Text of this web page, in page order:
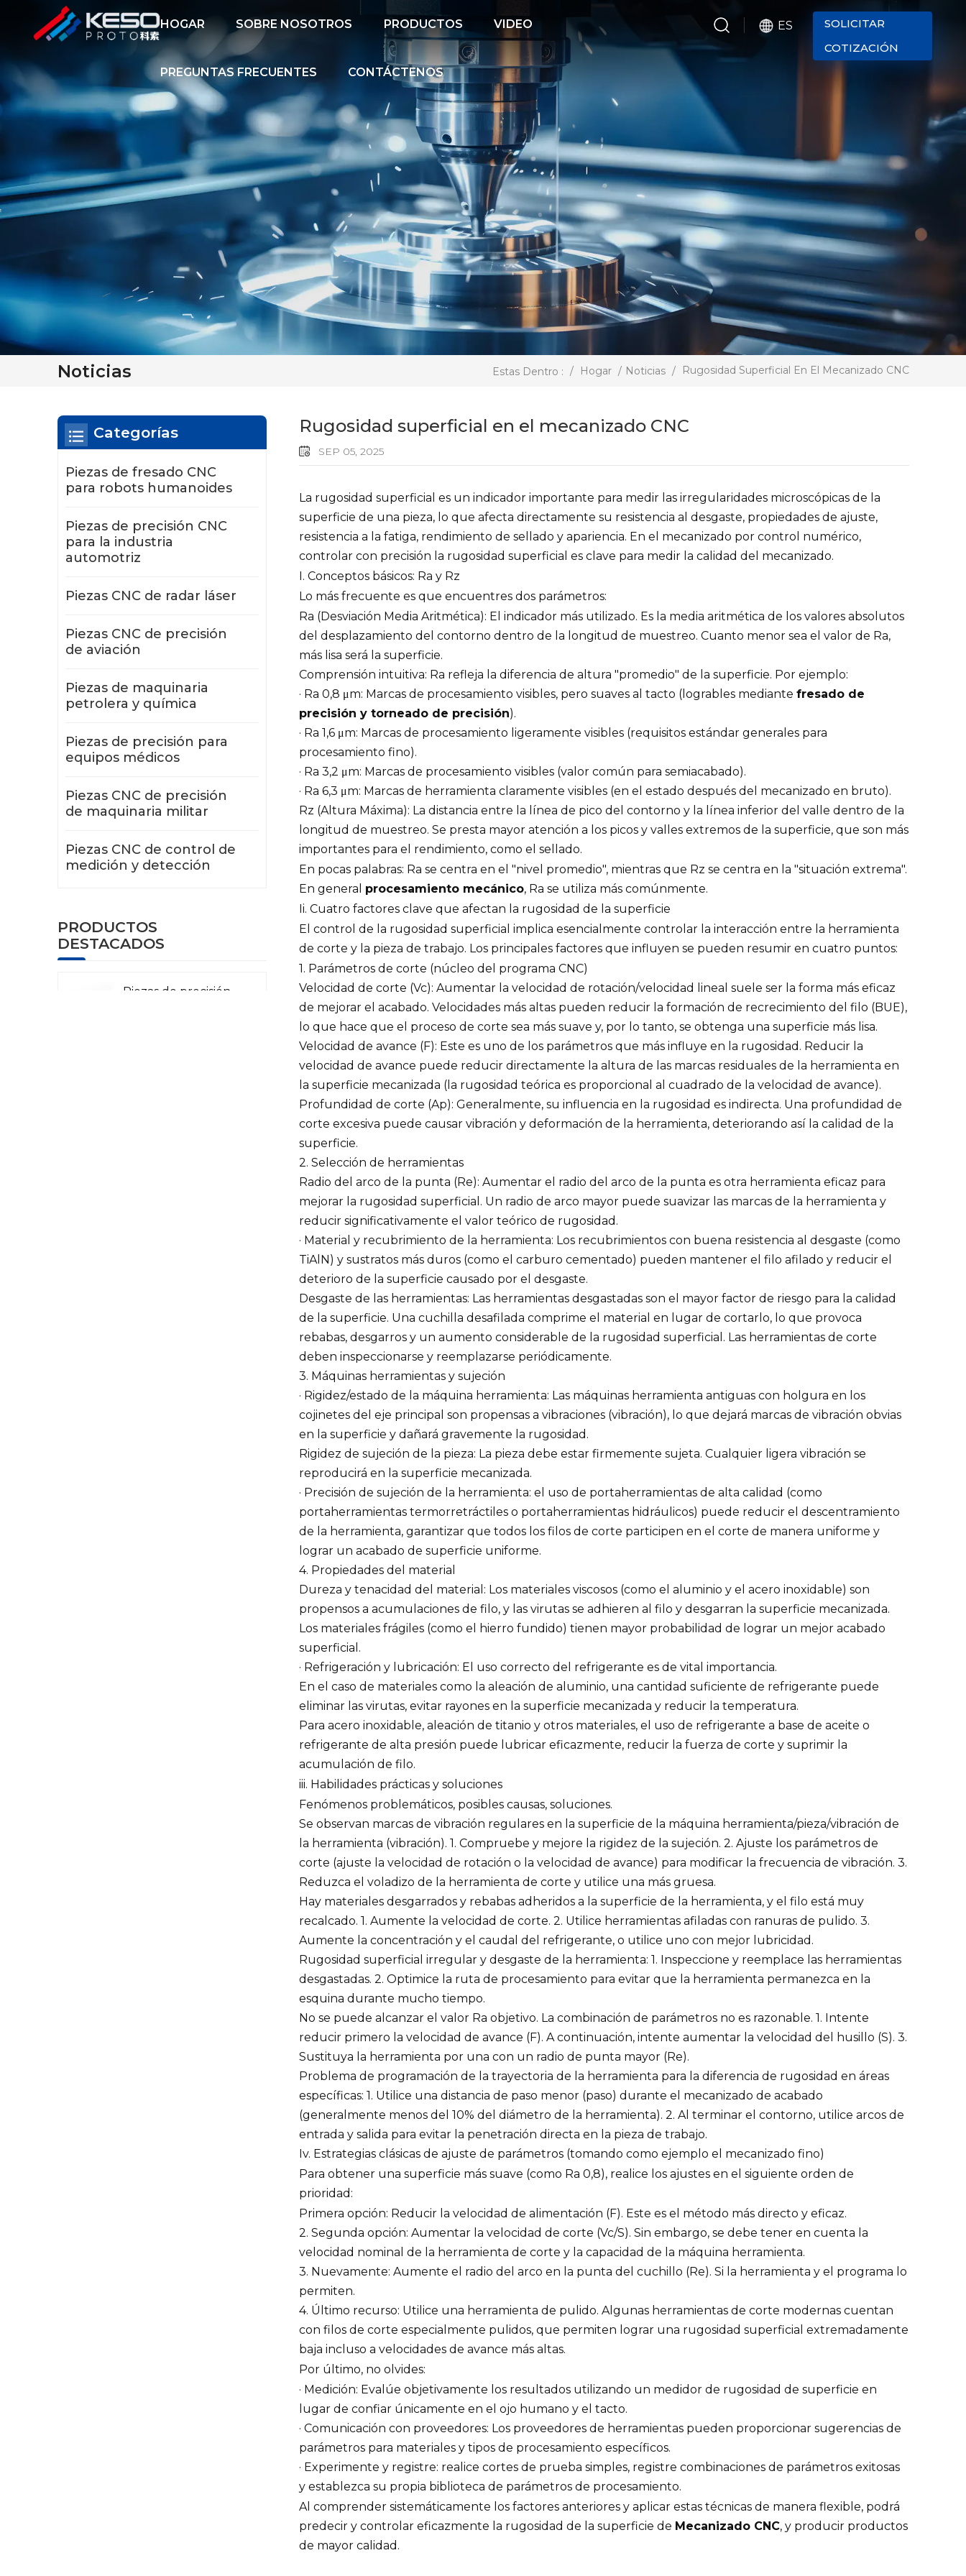
HOGAR SOBRE NOSOTROS PRODUCTOS VIDEO
PREGUNTAS FRECUENTES CONTÁCTENOS
ES
SOLICITAR
COTIZACIÓN
Noticias Estas Dentro : / Hogar / Noticias / Rugosidad Superficial En El Mecanizado CNC
Rugosidad superficial en el mecanizado CNC
SEP 05, 2025
La rugosidad superficial es un indicador importante para medir las irregularidades microscópicas de la
superficie de una pieza, lo que afecta directamente su resistencia al desgaste, propiedades de ajuste,
resistencia a la fatiga, rendimiento de sellado y apariencia. En el mecanizado por control numérico,
controlar con precisión la rugosidad superficial es clave para medir la calidad del mecanizado.
I. Conceptos básicos: Ra y Rz
Lo más frecuente es que encuentres dos parámetros:
Ra (Desviación Media Aritmética): El indicador más utilizado. Es la media aritmética de los valores absolutos
del desplazamiento del contorno dentro de la longitud de muestreo. Cuanto menor sea el valor de Ra,
más lisa será la superficie.
Comprensión intuitiva: Ra refleja la diferencia de altura "promedio" de la superficie. Por ejemplo:
· Ra 0,8 μm: Marcas de procesamiento visibles, pero suaves al tacto (logrables mediante fresado de
precisión y torneado de precisión).
· Ra 1,6 μm: Marcas de procesamiento ligeramente visibles (requisitos estándar generales para
procesamiento fino).
· Ra 3,2 μm: Marcas de procesamiento visibles (valor común para semiacabado).
· Ra 6,3 μm: Marcas de herramienta claramente visibles (en el estado después del mecanizado en bruto).
Rz (Altura Máxima): La distancia entre la línea de pico del contorno y la línea inferior del valle dentro de la
longitud de muestreo. Se presta mayor atención a los picos y valles extremos de la superficie, que son más
importantes para el rendimiento, como el sellado.
En pocas palabras: Ra se centra en el "nivel promedio", mientras que Rz se centra en la "situación extrema".
En general procesamiento mecánico, Ra se utiliza más comúnmente.
Ii. Cuatro factores clave que afectan la rugosidad de la superficie
El control de la rugosidad superficial implica esencialmente controlar la interacción entre la herramienta
de corte y la pieza de trabajo. Los principales factores que influyen se pueden resumir en cuatro puntos:
1. Parámetros de corte (núcleo del programa CNC)
Velocidad de corte (Vc): Aumentar la velocidad de rotación/velocidad lineal suele ser la forma más eficaz
de mejorar el acabado. Velocidades más altas pueden reducir la formación de recrecimiento del filo (BUE),
lo que hace que el proceso de corte sea más suave y, por lo tanto, se obtenga una superficie más lisa.
Velocidad de avance (F): Este es uno de los parámetros que más influye en la rugosidad. Reducir la
velocidad de avance puede reducir directamente la altura de las marcas residuales de la herramienta en
la superficie mecanizada (la rugosidad teórica es proporcional al cuadrado de la velocidad de avance).
Profundidad de corte (Ap): Generalmente, su influencia en la rugosidad es indirecta. Una profundidad de
corte excesiva puede causar vibración y deformación de la herramienta, deteriorando así la calidad de la
superficie.
2. Selección de herramientas
Radio del arco de la punta (Re): Aumentar el radio del arco de la punta es otra herramienta eficaz para
mejorar la rugosidad superficial. Un radio de arco mayor puede suavizar las marcas de la herramienta y
reducir significativamente el valor teórico de rugosidad.
· Material y recubrimiento de la herramienta: Los recubrimientos con buena resistencia al desgaste (como
TiAlN) y sustratos más duros (como el carburo cementado) pueden mantener el filo afilado y reducir el
deterioro de la superficie causado por el desgaste.
Desgaste de las herramientas: Las herramientas desgastadas son el mayor factor de riesgo para la calidad
de la superficie. Una cuchilla desafilada comprime el material en lugar de cortarlo, lo que provoca
rebabas, desgarros y un aumento considerable de la rugosidad superficial. Las herramientas de corte
deben inspeccionarse y reemplazarse periódicamente.
3. Máquinas herramientas y sujeción
· Rigidez/estado de la máquina herramienta: Las máquinas herramienta antiguas con holgura en los
cojinetes del eje principal son propensas a vibraciones (vibración), lo que dejará marcas de vibración obvias
en la superficie y dañará gravemente la rugosidad.
Rigidez de sujeción de la pieza: La pieza debe estar firmemente sujeta. Cualquier ligera vibración se
reproducirá en la superficie mecanizada.
· Precisión de sujeción de la herramienta: el uso de portaherramientas de alta calidad (como
portaherramientas termorretráctiles o portaherramientas hidráulicos) puede reducir el descentramiento
de la herramienta, garantizar que todos los filos de corte participen en el corte de manera uniforme y
lograr un acabado de superficie uniforme.
4. Propiedades del material
Dureza y tenacidad del material: Los materiales viscosos (como el aluminio y el acero inoxidable) son
propensos a acumulaciones de filo, y las virutas se adhieren al filo y desgarran la superficie mecanizada.
Los materiales frágiles (como el hierro fundido) tienen mayor probabilidad de lograr un mejor acabado
superficial.
· Refrigeración y lubricación: El uso correcto del refrigerante es de vital importancia.
En el caso de materiales como la aleación de aluminio, una cantidad suficiente de refrigerante puede
eliminar las virutas, evitar rayones en la superficie mecanizada y reducir la temperatura.
Para acero inoxidable, aleación de titanio y otros materiales, el uso de refrigerante a base de aceite o
refrigerante de alta presión puede lubricar eficazmente, reducir la fuerza de corte y suprimir la
acumulación de filo.
iii. Habilidades prácticas y soluciones
Fenómenos problemáticos, posibles causas, soluciones.
Se observan marcas de vibración regulares en la superficie de la máquina herramienta/pieza/vibración de
la herramienta (vibración). 1. Compruebe y mejore la rigidez de la sujeción. 2. Ajuste los parámetros de
corte (ajuste la velocidad de rotación o la velocidad de avance) para modificar la frecuencia de vibración. 3.
Reduzca el voladizo de la herramienta de corte y utilice una más gruesa.
Hay materiales desgarrados y rebabas adheridos a la superficie de la herramienta, y el filo está muy
recalcado. 1. Aumente la velocidad de corte. 2. Utilice herramientas afiladas con ranuras de pulido. 3.
Aumente la concentración y el caudal del refrigerante, o utilice uno con mejor lubricidad.
Rugosidad superficial irregular y desgaste de la herramienta: 1. Inspeccione y reemplace las herramientas
desgastadas. 2. Optimice la ruta de procesamiento para evitar que la herramienta permanezca en la
esquina durante mucho tiempo.
No se puede alcanzar el valor Ra objetivo. La combinación de parámetros no es razonable. 1. Intente
reducir primero la velocidad de avance (F). A continuación, intente aumentar la velocidad del husillo (S). 3.
Sustituya la herramienta por una con un radio de punta mayor (Re).
Problema de programación de la trayectoria de la herramienta para la diferencia de rugosidad en áreas
específicas: 1. Utilice una distancia de paso menor (paso) durante el mecanizado de acabado
(generalmente menos del 10% del diámetro de la herramienta). 2. Al terminar el contorno, utilice arcos de
entrada y salida para evitar la penetración directa en la pieza de trabajo.
Iv. Estrategias clásicas de ajuste de parámetros (tomando como ejemplo el mecanizado fino)
Para obtener una superficie más suave (como Ra 0,8), realice los ajustes en el siguiente orden de
prioridad:
Primera opción: Reducir la velocidad de alimentación (F). Este es el método más directo y eficaz.
2. Segunda opción: Aumentar la velocidad de corte (Vc/S). Sin embargo, se debe tener en cuenta la
velocidad nominal de la herramienta de corte y la capacidad de la máquina herramienta.
3. Nuevamente: Aumente el radio del arco en la punta del cuchillo (Re). Si la herramienta y el programa lo
permiten.
4. Último recurso: Utilice una herramienta de pulido. Algunas herramientas de corte modernas cuentan
con filos de corte especialmente pulidos, que permiten lograr una rugosidad superficial extremadamente
baja incluso a velocidades de avance más altas.
Por último, no olvides:
· Medición: Evalúe objetivamente los resultados utilizando un medidor de rugosidad de superficie en
lugar de confiar únicamente en el ojo humano y el tacto.
· Comunicación con proveedores: Los proveedores de herramientas pueden proporcionar sugerencias de
parámetros para materiales y tipos de procesamiento específicos.
· Experimente y registre: realice cortes de prueba simples, registre combinaciones de parámetros exitosas
y establezca su propia biblioteca de parámetros de procesamiento.
Al comprender sistemáticamente los factores anteriores y aplicar estas técnicas de manera flexible, podrá
predecir y controlar eficazmente la rugosidad de la superficie de Mecanizado CNC, y producir productos
de mayor calidad.
Categorías
Piezas de fresado CNC
para robots humanoides
Piezas de precisión CNC
para la industria
automotriz
Piezas CNC de radar láser
Piezas CNC de precisión
de aviación
Piezas de maquinaria
petrolera y química
Piezas de precisión para
equipos médicos
Piezas CNC de precisión
de maquinaria militar
Piezas CNC de control de
medición y detección
PRODUCTOS
DESTACADOS
Piezas de precisión